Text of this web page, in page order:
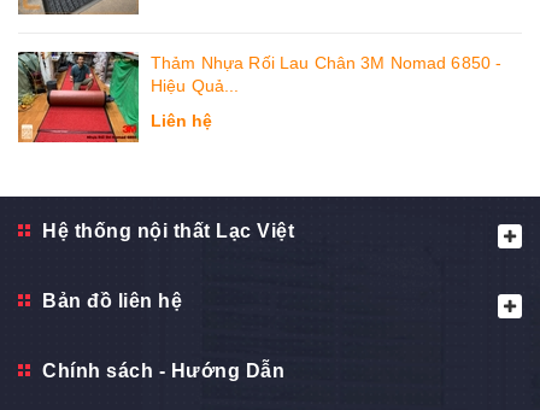
Thảm Nhựa Rối Lau Chân 3M Nomad 6850 -
Hiệu Quả...
Liên hệ
Hệ thống nội thất Lạc Việt
Bản đồ liên hệ
Chính sách - Hướng Dẫn